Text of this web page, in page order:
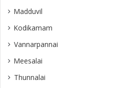
Madduvil
Kodikamam
Vannarpannai
Meesalai
Thunnalai